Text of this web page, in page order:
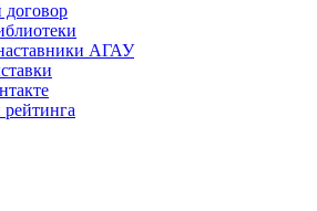
договор
АГАУ